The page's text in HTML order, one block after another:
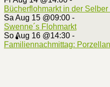
Bücherflohmarkt in der
Sa Aug 15 @09:00 -
Swenne´s Flohmarkt
So Aug 16 @14:30 -
Familiennachmittag: